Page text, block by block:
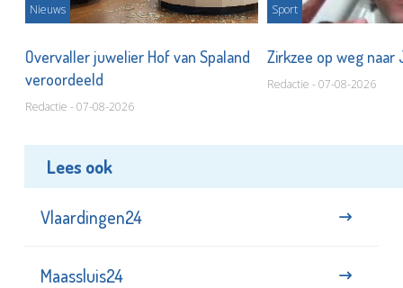
Nieuws
Overvaller juwelier Hof van Spaland
veroordeeld
Redactie - 07-08-2026
Sport
Zirkzee op weg
Redactie - 07-08-2026
Lees ook
Vlaardingen24
Maassluis24